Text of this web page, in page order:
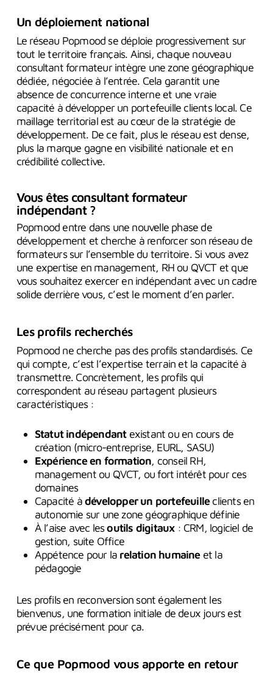
Un déploiement national
Le réseau Popmood se déploie progressivement sur
tout le territoire français. Ainsi, chaque nouveau
consultant formateur intègre une zone géographique
dédiée, négociée à l’entrée. Cela garantit une
absence de concurrence interne et une vraie
capacité à développer un portefeuille clients local. Ce
maillage territorial est au cœur de la stratégie de
développement. De ce fait, plus le réseau est dense,
plus la marque gagne en visibilité nationale et en
crédibilité collective.
Vous êtes consultant formateur
indépendant ?
Popmood entre dans une nouvelle phase de
développement et cherche à renforcer son réseau de
formateurs sur l’ensemble du territoire. Si vous avez
une expertise en management, RH ou QVCT et que
vous souhaitez exercer en indépendant avec un cadre
solide derrière vous, c’est le moment d’en parler.
Les profils recherchés
Popmood ne cherche pas des profils standardisés. Ce
qui compte, c’est l’expertise terrain et la capacité à
transmettre. Concrètement, les profils qui
correspondent au réseau partagent plusieurs
caractéristiques :
Statut indépendantexistant ou en cours de
création (micro-entreprise, EURL, SASU)
Expérience en formation, conseil RH,
management ou QVCT, ou fort intérêt pour ces
domaines
Capacité àdévelopper un portefeuilleclients en
autonomie sur une zone géographique définie
À l’aise avec lesoutils digitaux: CRM, logiciel de
gestion, suite Office
Appétence pour la relation humaineet la
pédagogie
Les profils en reconversion sont également les
bienvenus, une formation initiale de deux jours est
prévue précisément pour ça.
Ce que Popmood vous apporte en retour